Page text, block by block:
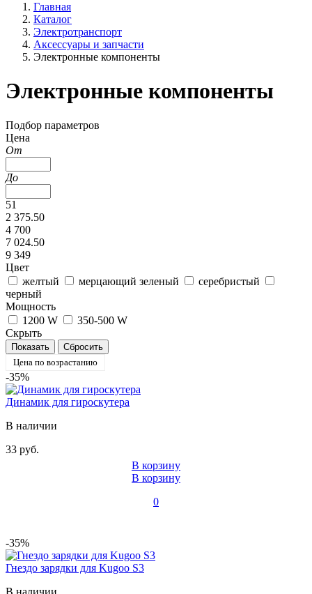
Главная
Каталог
Электротранспорт
Аксессуары и запчасти
Электронные компоненты
Электронные компоненты
Подбор параметров
Цена
От
До
51
2 375.50
4 700
7 024.50
9 349
Цвет
желтый
мерцающий зеленый
серебристый
черный
Мощность
1200 W
350-500 W
Скрыть
Цена по возрастанию
-35%
Динамик для гироскутера
В наличии
33 руб.
В корзину
В корзину
0
-35%
Гнездо зарядки для Kugoo S3
В наличии